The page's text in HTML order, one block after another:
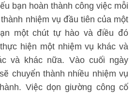
bạn hoàn thành công việc mỗi
nhiệm vụ đầu tiên của một
một chút tự hào và điều đó
hiện một nhiệm vụ khác và
và khác nữa. Vào cuối ngày
chuyển thành nhiều nhiệm vụ
Việc dọn giường công cố